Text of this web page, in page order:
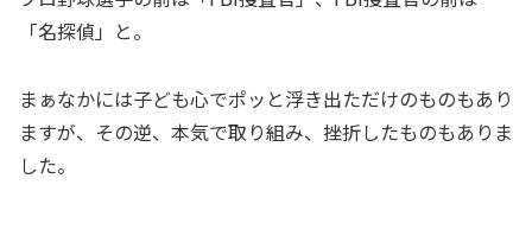
「名探偵」と。
まぁなかには子ども心でポッと浮き出ただけのものもあり
ますが、その逆、本気で取り組み、挫折したものもありま
した。